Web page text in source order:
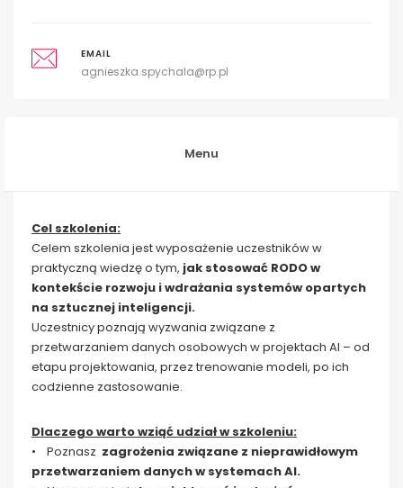
EMAIL
agnieszka.spychala@rp.pl
Menu
Cel szkolenia:
Celem szkolenia jest wyposażenie uczestników w
praktyczną wiedzę o tym, jak stosować RODO w
kontekście rozwoju i wdrażania systemów opartych
na sztucznej inteligencji.
Uczestnicy poznają wyzwania związane z
przetwarzaniem danych osobowych w projektach AI – od
etapu projektowania, przez trenowanie modeli, po ich
codzienne zastosowanie.
Dlaczego warto wziąć udział w szkoleniu:
• Poznasz zagrożenia związane z nieprawidłowym
przetwarzaniem danych w systemach AI.